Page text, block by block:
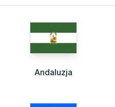
Andaluzja